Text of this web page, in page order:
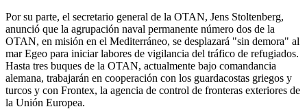
Por su parte, el secretario general de la OTAN, Jens Stoltenberg,
anunció que la agrupación naval permanente número dos de la
OTAN, en misión en el Mediterráneo, se desplazará "sin demora" al
mar Egeo para iniciar labores de vigilancia del tráfico de refugiados.
Hasta tres buques de la OTAN, actualmente bajo comandancia
alemana, trabajarán en cooperación con los guardacostas griegos y
turcos y con Frontex, la agencia de control de fronteras exteriores de
la Unión Europea.